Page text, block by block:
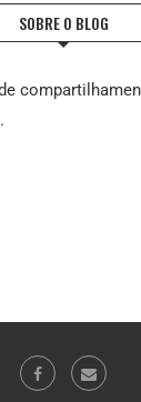
SOBRE O BLOG